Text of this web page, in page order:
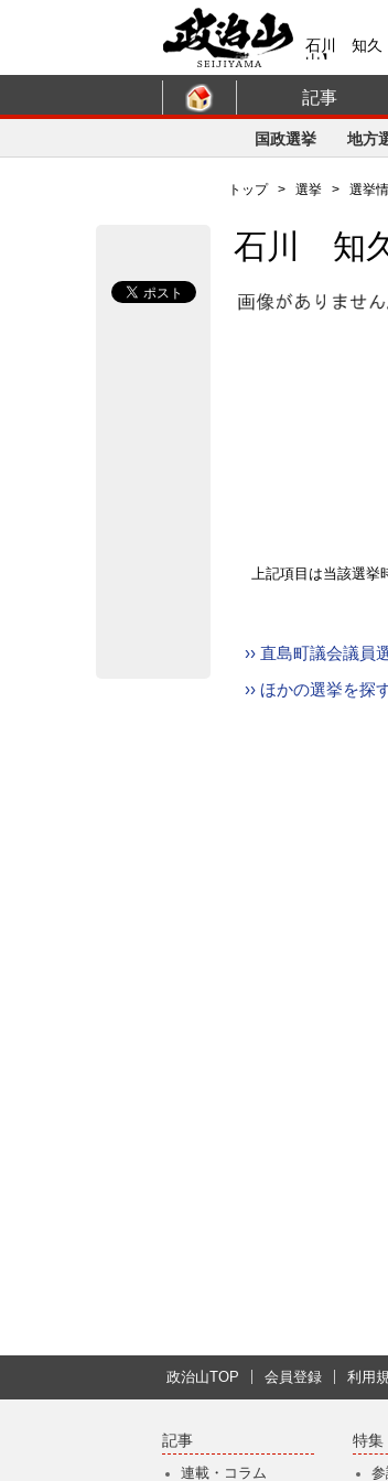
石川 知久
山】
記事
国政選挙 地方
トップ> 選挙 > 選挙
石川 知
上記項目は当該選
›› 直島町議会議員
›› ほかの選挙を探
政治山TOP 会員登録 利用
記事
連載・コラム
特集